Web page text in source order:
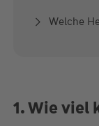
Welche
1. Wie viel